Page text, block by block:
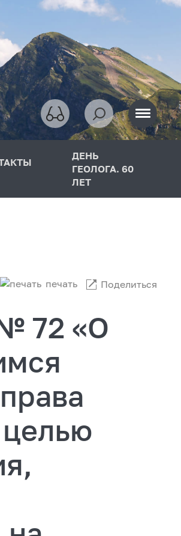
ДЕНЬ
ГЕОЛОГА. 60
ЛЕТ
печать Поделиться
72 «О